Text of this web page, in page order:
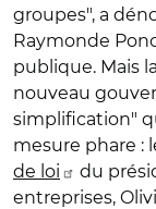
groupes", a
Raymonde
publique. Mais
nouveau
simplification"
mesure phare :
de loi
du
entreprises,